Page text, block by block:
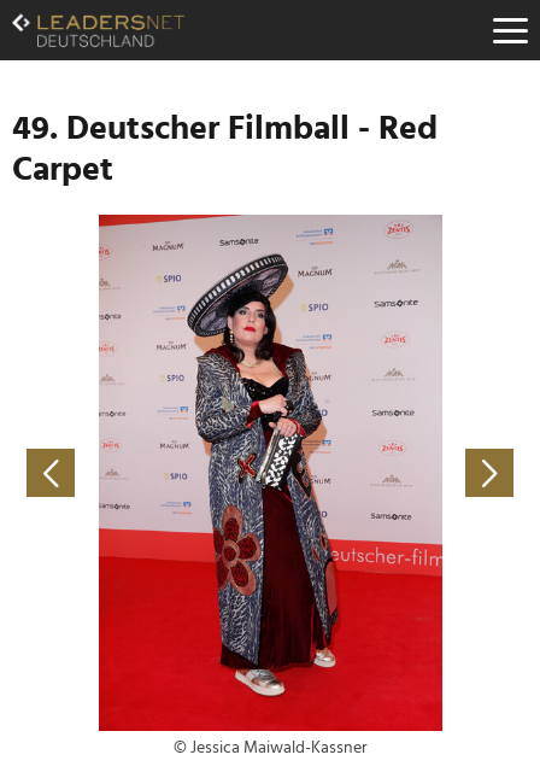
Zum
Inhalt
Zur
Navigation
Zur
Hauptnavigation
49. Deutscher Filmball - Red
Carpet
© Jessica Maiwald-Kassner